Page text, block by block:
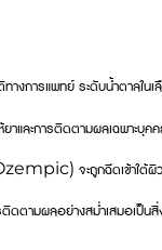
างการแพทย์ ระดับน้ำตาลใน
าและการติดตามผลเฉพาะบุค
จะถูกฉีดเข้าใต้ผิ
ตามผลอย่างสม่ำเสมอเป็น